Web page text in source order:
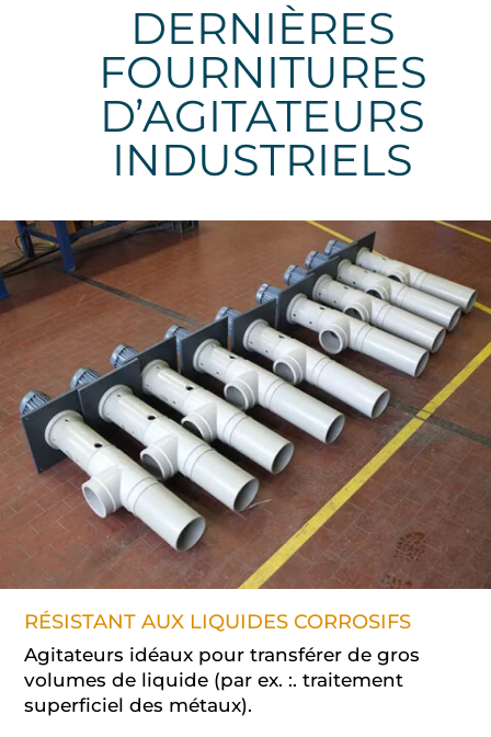
DERNIÈRES
FOURNITURES
D’AGITATEURS
INDUSTRIELS
RÉSISTANT AUX LIQUIDES CORROSIFS
Agitateurs idéaux pour transférer de gros
volumes de liquide (par ex. :. traitement
superficiel des métaux).